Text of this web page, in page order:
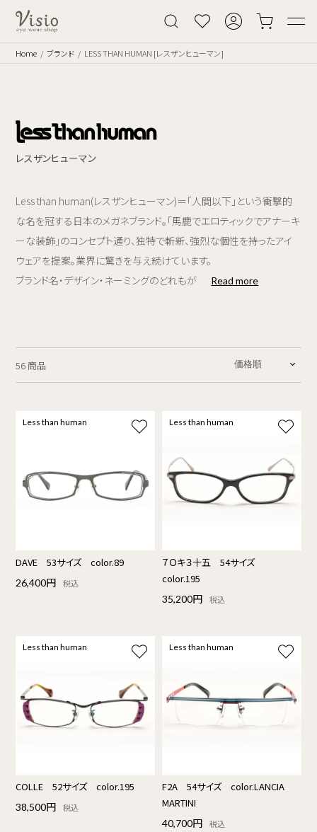
Home ブランド LESS THAN HUMAN [レスザンヒューマン]
レスザンヒューマン
Less than human(レスザンヒューマン)＝「人間以下」という衝撃的
な名を冠する日本のメガネブランド。「馬鹿でエロティックでアナーキ
ーな装飾」のコンセプト通り、独特で斬新、強烈な個性を持ったアイ
ウェアを提案。業界に驚きを与え続けています。
ブランド名・デザイン・ネーミングのどれもが
Read more
56 商品
Less than human
DAVE 53サイズ color.89
26,400円 税込
Less than human
７Ｏキ３十五 54サイズ
color.195
35,200円 税込
Less than human
COLLE 52サイズ color.195
38,500円 税込
Less than human
F2A 54サイズ color.LANCIA
MARTINI
40,700円 税込